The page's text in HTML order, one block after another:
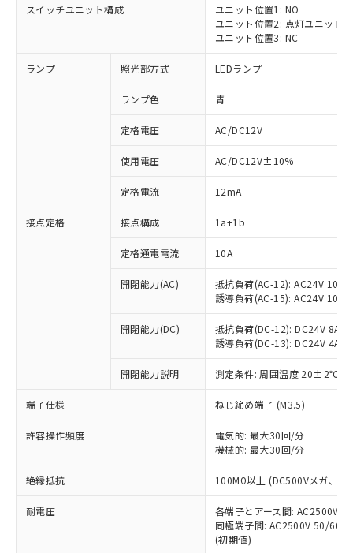
スイッチユニット構成
ユニット位置1: NO
ユニット位置2: 点灯ユニット
ユニット位置3: NC
ランプ 照光部方式 LEDランプ
ランプ色 青
定格電圧 AC/DC12V
使用電圧 AC/DC12V±10%
定格電流 12mA
接点定格 接点構成 1a+1b
定格通電電流 10A
開閉能力(AC)
抵抗負荷(AC-12): AC24V 10A/
誘導負荷(AC-15): AC24V
開閉能力(DC)
抵抗負荷(DC-12): DC24V 8A/
誘導負荷(DC-13): DC24V 4A/
開閉能力説明 測定条件: 周囲温度 20±2℃、
端子仕様 ねじ締め端子 (M3.5)
許容操作頻度
電気的: 最大30回/分
機械的: 最大30回/分
絶縁抵抗 100MΩ以上 (DC500Vメガ、点
耐電圧
各端子とアース間: AC2500V
同極端子間: AC2500V 50/
(初期値)
ご利用条件
ご利用ください。
本サービスは、当社制御機器事業取扱
商品の当社在庫状況および標準価格
(税抜)を提供させていただくもので
当社制御機器事業取扱商品の中には、
本サービスの対象外となる商品もある
ことをご了承ください。
在庫状況および標準価格照会結果は、
対応済み：EU RoHS指令（10物質）の
非含有に対応した製品が提供可能な商品で
対応予定：EU RoHS指令（10物質）の非含
有に対応した製品に切り替える予定のある
対応予定なし：EU RoHS指令（10物質）の
非含有に非対応の商品で、対応品を出す予
定はありません。
調査・確認中：EU RoHS指令（10物質）の
非含有の対応状況を調査中または確認中の
害物質有無と関係のない商品です。
仕入先様の事情により、非含有部品として
いたものが、含有品と判明した場合などや
むを得ず変更することがあります。
※1 中国RoHS○×表
「○」：最大均質材料含有率が中国RoHSの
基準値以下であることを示します。
「×」：最大均質材料含有率が中国RoHSの
基準値を超えていることを示します。
「－」：未確認です。当社販売部門へお問
当社は、これら貴社製品のうち、外国
為替および外国貿易法に定める商品